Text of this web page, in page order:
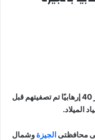
نشرت وزارة الداخلية، اليوم السبت، صور 40 إرهابيًا تم تصفيتهم قبل
الميلاد.
فى محافظتى الجيزة وشمال